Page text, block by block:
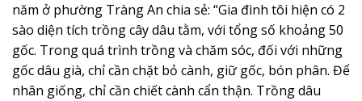
năm ở phường Tràng An chia sẻ: “Gia đình tôi hiện có 2
sào diện tích trồng cây dâu tằm, với tổng số khoảng 50
gốc. Trong quá trình trồng và chăm sóc, đối với những
gốc dâu già, chỉ cần chặt bỏ cành, giữ gốc, bón phân. Để
nhân giống, chỉ cần chiết cành cẩn thận. Trồng dâu